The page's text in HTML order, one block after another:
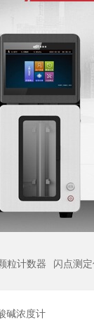
粒计数器 闪点测
碱浓度计